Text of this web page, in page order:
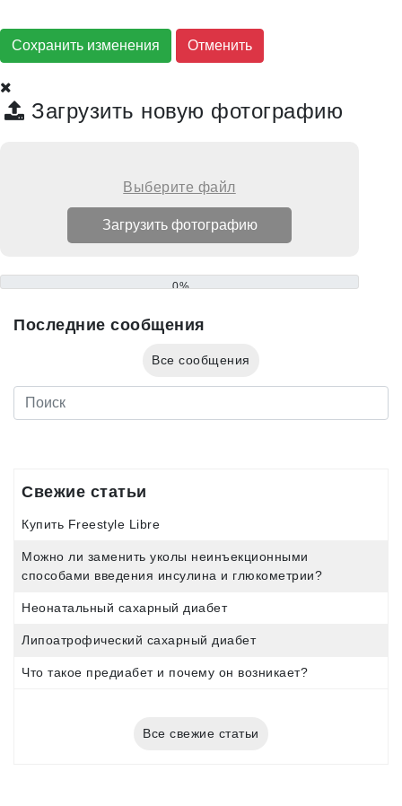
Сохранить изменения
Загрузить новую фотографию
Выберите файл
0%
Последние сообщения
Все сообщения
Свежие статьи
Купить Freestyle Libre
Можно ли заменить уколы неинъекционными
способами введения инсулина и глюкометрии?
Неонатальный сахарный диабет
Липоатрофический сахарный диабет
Что такое предиабет и почему он возникает?
Все свежие статьи